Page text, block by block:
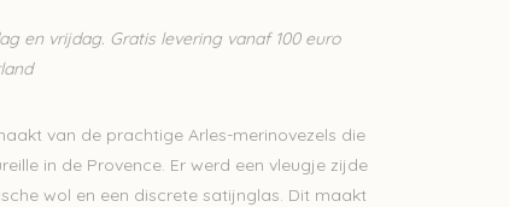
en vrijdag. Gratis levering vanaf 100 euro
van de prachtige Arles-merinovezels die
in de Provence. Er werd een vleugje zijde
wol en een discrete satijnglas. Dit maakt